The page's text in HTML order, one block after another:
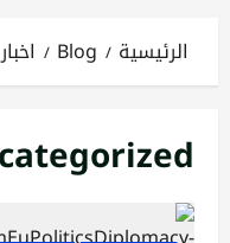
الرئيسية Blog